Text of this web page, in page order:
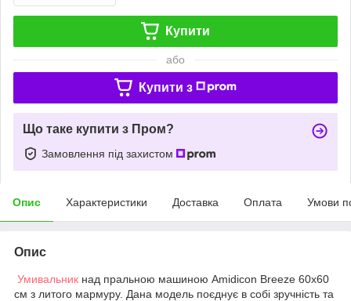
Купити
або
Купити з
Що таке купити з Пром?
Замовлення під захистом
Опис Характеристики Доставка Оплата Умови
Опис
Умивальник над пральною машиною Аmidicon Breeze 60х60
см з литого мармуру. Дана модель поєднує в собі зручність та